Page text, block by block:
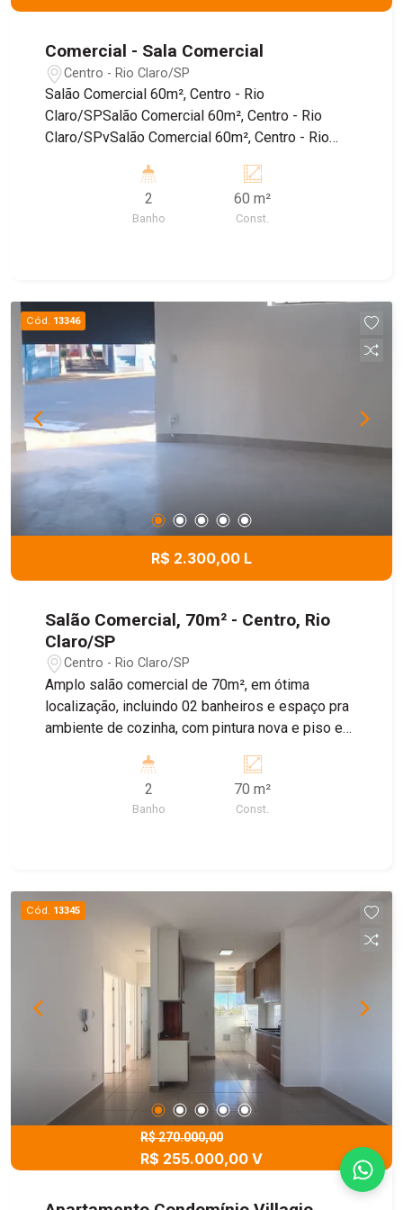
Comercial - Sala Comercial
Centro - Rio Claro/SP
Salão Comercial 60m², Centro - Rio
Claro/SPSalão Comercial 60m², Centro - Rio
Claro/SPvSalão Comercial 60m², Centro - Rio
2
Banho
60 m²
Const.
Cód. 13346
R$ 2.300,00 L
Salão Comercial, 70m² - Centro, Rio
Claro/SP
Centro - Rio Claro/SP
Amplo salão comercial de 70m², em ótima
localização, incluindo 02 banheiros e espaço pra
ambiente de cozinha, com pintura nova e piso em
ramo alimentício, vestuário, calçados,
atendimento a clientes, etc. Agende sua visita!
2
Banho
70 m²
Const.
Cód. 13345
R$ 270.000,00
R$ 255.000,00 V